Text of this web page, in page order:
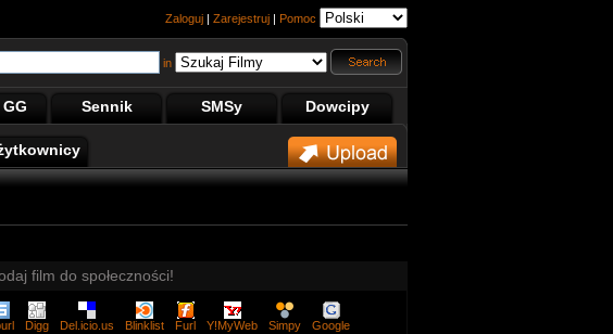
Zaloguj | Zarejestruj | Pomoc
in
Sennik SMSy Dowcipy
film do społeczności!
Digg Del.icio.us Blinklist Furl Y!MyWeb Simpy Google